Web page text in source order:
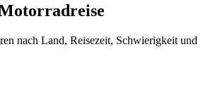
nach Land, Reisezeit, Schwierigkeit und